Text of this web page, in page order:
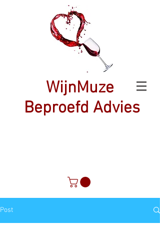
WijnMuze
Beproefd Advies
Post